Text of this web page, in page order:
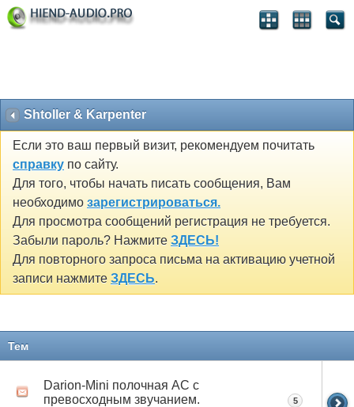
Shtoller & Karpenter
Если это ваш первый визит, рекомендуем почитать
справку по сайту.
Для того, чтобы начать писать сообщения, Вам
необходимо зарегистрироваться.
Для просмотра сообщений регистрация не требуется.
Забыли пароль? Нажмите ЗДЕСЬ!
Для повторного запроса письма на активацию учетной
записи нажмите ЗДЕСЬ.
Тем
Darion-Mini полочная АС с
превосходным звучанием.
5